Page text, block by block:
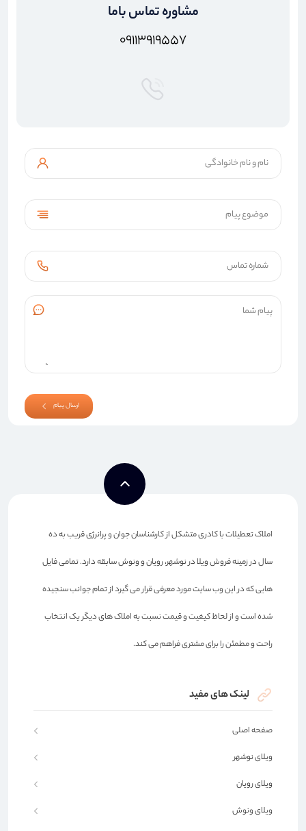
مشاوره تماس باما
۰۹۱۱۳۹۱۹۵۵۷
ارسال پیام
املاک تعطیلات با کادری متشکل از کارشناسان جوان و پرانرژی قریب به ده
سال در زمینه فروش ویلا در نوشهر، رویان و ونوش سابقه دارد. تمامی فایل
هایی که در این وب سایت مورد معرفی قرار می گیرد از تمام جوانب سنجیده
شده است و از لحاظ کیفیت و قیمت نسبت به املاک های دیگر یک انتخاب
راحت و مطمئن را برای مشتری فراهم می کند.
لینک های مفید
صفحه اصلی
ویلای نوشهر
ویلای رویان
ویلای ونوش